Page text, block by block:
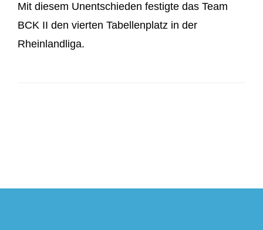
Mit diesem Unentschieden festigte das Team
BCK II den vierten Tabellenplatz in der
Rheinlandliga.